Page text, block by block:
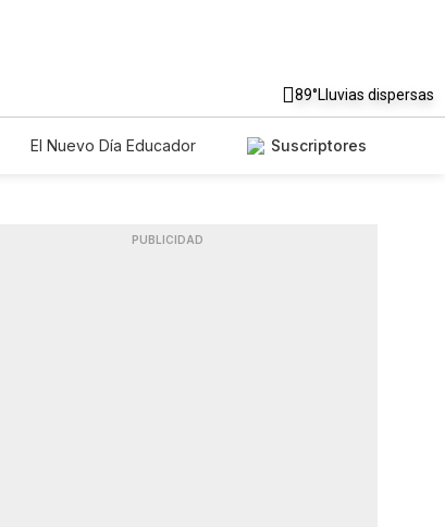
89°Lluvias dispersas
El Nuevo Día Educador
Suscriptores
PUBLICIDAD